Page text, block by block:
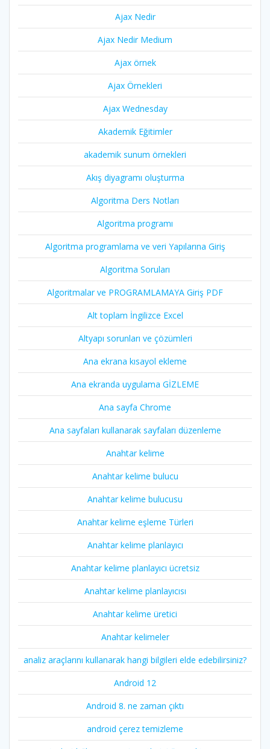
Ajax Nedir
Ajax Nedir Medium
Ajax örnek
Ajax Örnekleri
Ajax Wednesday
Akademik Eğitimler
akademik sunum örnekleri
Akış diyagramı oluşturma
Algoritma Ders Notları
Algoritma programı
Algoritma programlama ve veri Yapılarına Giriş
Algoritma Soruları
Algoritmalar ve PROGRAMLAMAYA Giriş PDF
Alt toplam İngilizce Excel
Altyapı sorunları ve çözümleri
Ana ekrana kısayol ekleme
Ana ekranda uygulama GİZLEME
Ana sayfa Chrome
Ana sayfaları kullanarak sayfaları düzenleme
Anahtar kelime
Anahtar kelime bulucu
Anahtar kelime bulucusu
Anahtar kelime eşleme Türleri
Anahtar kelime planlayıcı
Anahtar kelime planlayıcı ücretsiz
Anahtar kelime planlayıcısı
Anahtar kelime üretici
Anahtar kelimeler
analiz araçlarını kullanarak hangi bilgileri elde edebilirsiniz?
Android 12
Android 8. ne zaman çıktı
android çerez temizleme